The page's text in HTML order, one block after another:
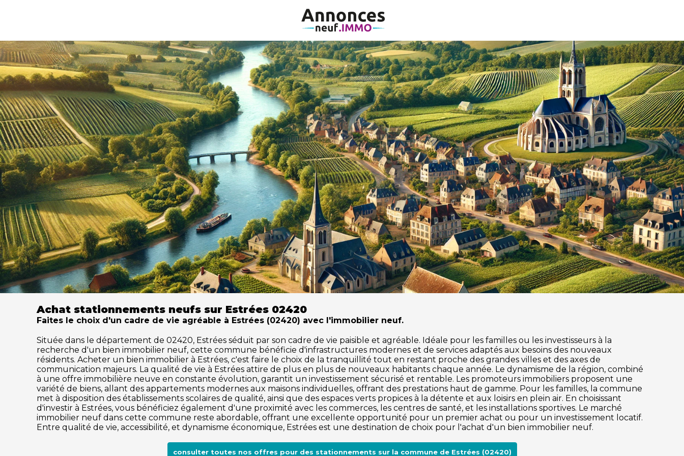
Achat stationnements neufs sur Estrées 02420
Faites le choix d'un cadre de vie agréable à Estrées (02420) avec l'immobilier neuf.
Située dans le département de 02420, Estrées séduit par son cadre de vie paisible et agréable. Idéale pour les familles ou les investisseurs à la
recherche d'un bien immobilier neuf, cette commune bénéficie d'infrastructures modernes et de services adaptés aux besoins des nouveaux
résidents. Acheter un bien immobilier à Estrées, c'est faire le choix de la tranquillité tout en restant proche des grandes villes et des axes de
communication majeurs. La qualité de vie à Estrées attire de plus en plus de nouveaux habitants chaque année. Le dynamisme de la région, combiné
à une offre immobilière neuve en constante évolution, garantit un investissement sécurisé et rentable. Les promoteurs immobiliers proposent une
variété de biens, allant des appartements modernes aux maisons individuelles, offrant des prestations haut de gamme. Pour les familles, la commune
met à disposition des établissements scolaires de qualité, ainsi que des espaces verts propices à la détente et aux loisirs en plein air. En choisissant
d'investir à Estrées, vous bénéficiez également d'une proximité avec les commerces, les centres de santé, et les installations sportives. Le marché
immobilier neuf dans cette commune reste abordable, offrant une excellente opportunité pour un premier achat ou pour un investissement locatif.
Entre qualité de vie, accessibilité, et dynamisme économique, Estrées est une destination de choix pour l'achat d'un bien immobilier neuf.
consulter toutes nos offres pour des stationnements sur la commune de Estrées (02420)